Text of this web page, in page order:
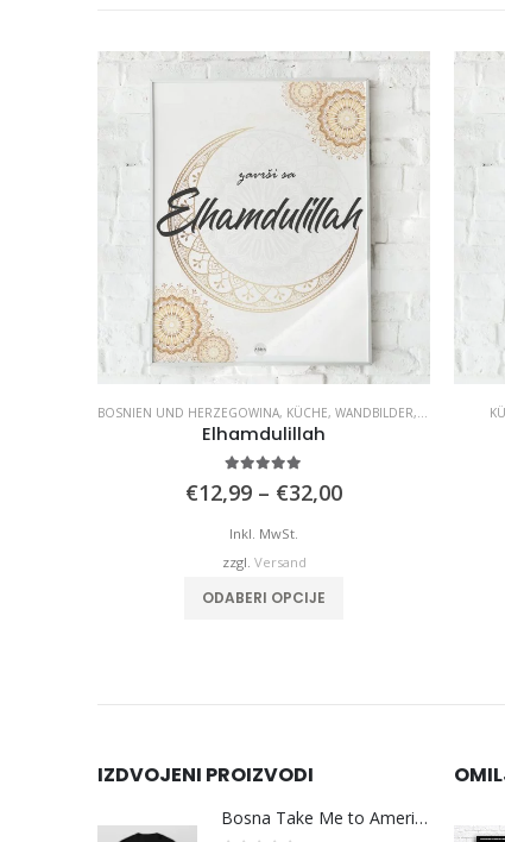
WOHNZIMMER
BOSNIEN UND HERZEGOWINA, KÜCHE, WANDBILDER,
Elhamdulillah
€12,99 – €32,00Preisspanne:
Inkl. MwSt.
zzgl. Versand
ODABERI OPCIJE
IZDVOJENI PROIZVODI
Bosna Take Me to America Navijačka Majica 3